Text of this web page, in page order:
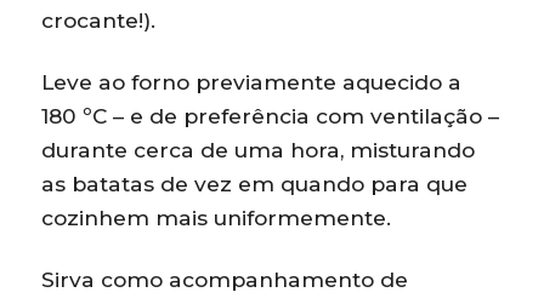
crocante!).
Leve ao forno previamente aquecido a
180 ºC – e de preferência com ventilação –
durante cerca de uma hora, misturando
as batatas de vez em quando para que
cozinhem mais uniformemente.
Sirva como acompanhamento de